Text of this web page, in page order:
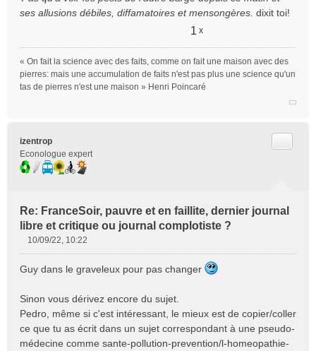
ses allusions débiles, diffamatoires et mensongères. dixit toi!
1 x
« On fait la science avec des faits, comme on fait une maison avec des
pierres: mais une accumulation de faits n'est pas plus une science qu'un
tas de pierres n'est une maison » Henri Poincaré
izentrop
Econologue expert
Re: FranceSoir, pauvre et en faillite, dernier journal
libre et critique ou journal complotiste ?
s
a
g
e
n
10/09/22, 10:22
Guy dans le graveleux pour pas changer
Sinon vous dérivez encore du sujet.
Pedro, même si c'est intéressant, le mieux est de copier/coller
ce que tu as écrit dans un sujet correspondant à une pseudo-
médecine comme sante-pollution-prevention/l-homeopathie-